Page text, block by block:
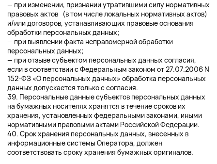
— при изменении, признании утратившими силу нормативных
правовых актов (в том числе локальных нормативных актов)
и/или договоров, устанавливающих правовые основания
обработки персональных данных;
— при выявлении факта неправомерной обработки
персональных данных;
— при отзыве субъектом персональных данных согласия,
если в соответствии с Федеральным законом от 27.07.2006 N
152-ФЗ «О персональных данных» обработка персональных
данных допускается только с согласия.
39. Персональные данные субъектов персональных данных
на бумажных носителях хранятся в течение сроков их
хранения, установленных федеральными законами, иными
нормативными правовыми актами Российской Федерации.
40. Срок хранения персональных данных, внесенных в
информационные системы Оператора, должен
соответствовать сроку хранения бумажных оригиналов.